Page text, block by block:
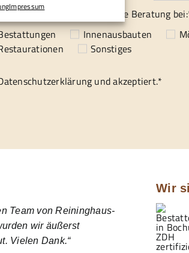
Impressum
wir benötigen professionelle Beratung
Innenausbauten
Sonstiges
und akzeptiert.*
Team von Reininghaus-
wir äußerst
Vielen Dank.“
Wir